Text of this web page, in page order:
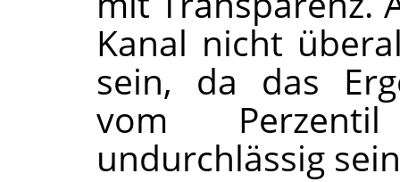
Kanal nicht
sein, da das
vom
undurchlässig